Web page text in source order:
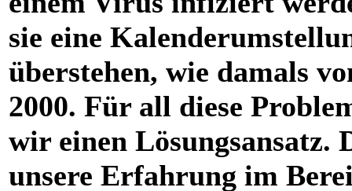
sie eine
überstehen, wie damals
2000. Für all diese
wir einen Lösungsansatz.
unsere Erfahrung im